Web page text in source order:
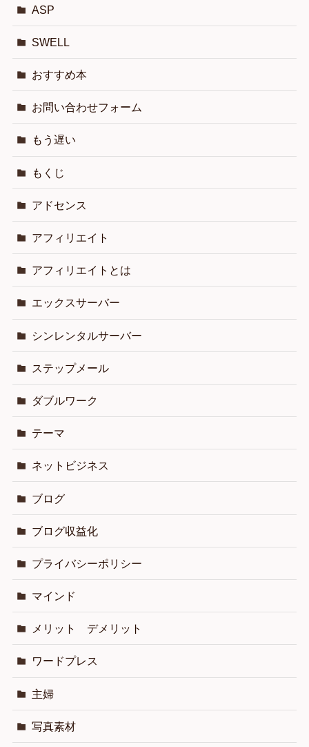
ASP
SWELL
おすすめ本
お問い合わせフォーム
もう遅い
もくじ
アドセンス
アフィリエイト
アフィリエイトとは
エックスサーバー
シンレンタルサーバー
ステップメール
ダブルワーク
テーマ
ネットビジネス
ブログ
ブログ収益化
プライバシーポリシー
マインド
メリット デメリット
ワードプレス
主婦
写真素材